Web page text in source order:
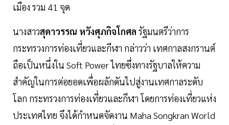
เมือง รวม 41 จุด
นางสาวสุดาวรรณ หวังศุภกิจโกศล รัฐมนตรีว่าการ
กระทรวงการท่องเที่ยวและกีฬา กล่าวว่า เทศกาลสงกรานต์
ถือเป็นหนึ่งใน Soft Power ไทยซึ่งทางรัฐบาลให้ความ
สำคัญในการต่อยอดเพื่อผลักดันไปสู่งานเทศกาลระดับ
โลก กระทรวงการท่องเที่ยวและกีฬา โดยการท่องเที่ยวแห่ง
ประเทศไทย จึงได้กำหนดจัดงาน Maha Songkran World